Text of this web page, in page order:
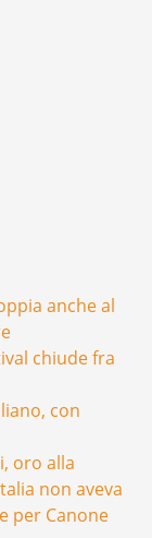
anche al
chiude fra
con
oro alla
non aveva
per Canone